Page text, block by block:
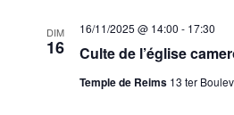
DIM
16 Culte de l’église
16/11/2025 @ 14:00 - 17:30
Temple de Reims 13 ter